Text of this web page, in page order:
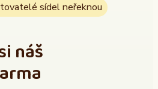
sídel neřeknou
náš